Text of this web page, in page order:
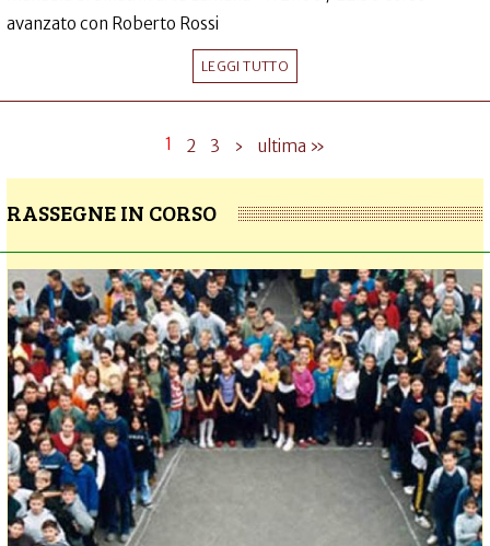
avanzato con Roberto Rossi
LEGGI TUTTO
1 2 3 › ultima »
RASSEGNE IN CORSO